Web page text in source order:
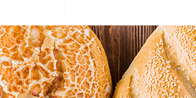
BI – analiza datelor
SPM – management performanta
Nou!